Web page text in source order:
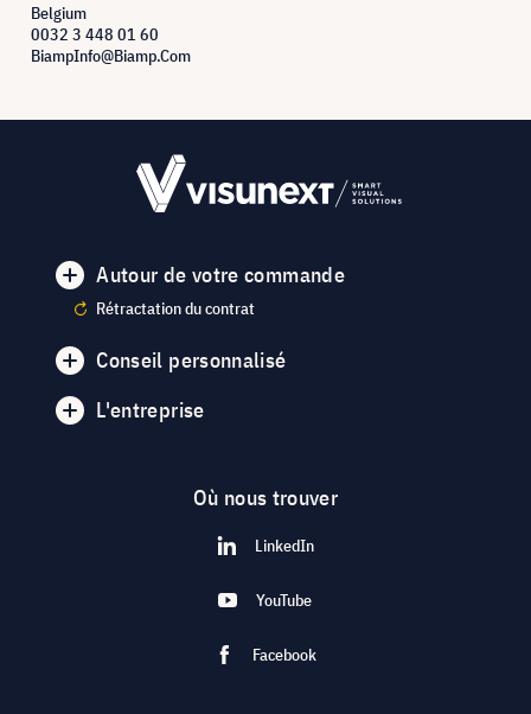
Belgium
0032 3 448 01 60
BiampInfo@Biamp.Com
Autour de votre commande
Rétractation du contrat
Conseil personnalisé
L'entreprise
Où nous trouver
LinkedIn
YouTube
Facebook